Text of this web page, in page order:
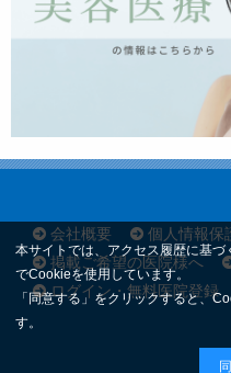
会社概要 個人情報保
掲載ご希望の医院様へ
ログイン・無料医院登録
本サイトでは、アクセス履歴に基
でCookieを使用しています。
「同意する」をクリックすると、
す。